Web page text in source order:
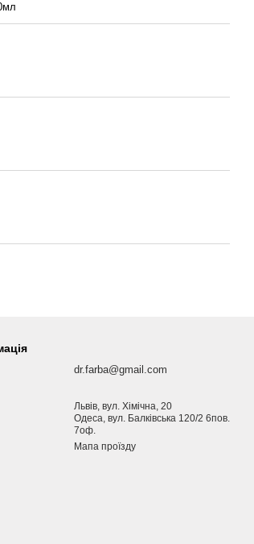
dr.farba@gmail.com
Львів, вул. Хімічна, 20
Одеса, вул. Балківська 120/2 6пов.
7оф.
Мапа проїзду